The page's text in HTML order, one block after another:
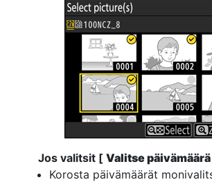
Jos valitsit [ Valitse päivämäärä
Korosta päivämäärät